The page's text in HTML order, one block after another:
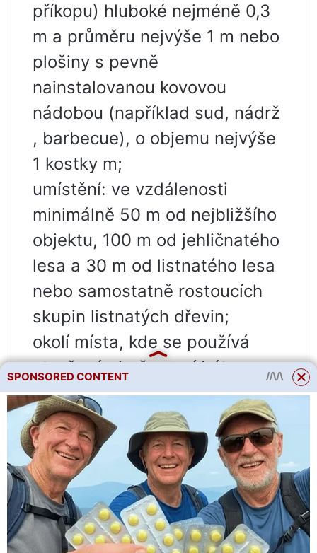
příkopu) hluboké nejméně 0,3
m a průměru nejvýše 1 m nebo
plošiny s pevně
nainstalovanou kovovou
nádobou (například sud, nádrž
, barbecue), o objemu nejvýše
1 kostky m;
umístění: ve vzdálenosti
minimálně 50 m od nejbližšího
objektu, 100 m od jehličnatého
lesa a 30 m od listnatého lesa
nebo samostatně rostoucích
skupin listnatých dřevin;
okolí místa, kde se používá
otevřený oheň, musí být
očištěno v okruhu 10 m od
suchých stromů a trávy a
jiných hořlavých materiálů;
osoba používající otevřený
oheň musí mít k dispozici
primární hasicí zařízení pro
lokalizaci a likvidaci požáru a
SPONSORED CONTENT